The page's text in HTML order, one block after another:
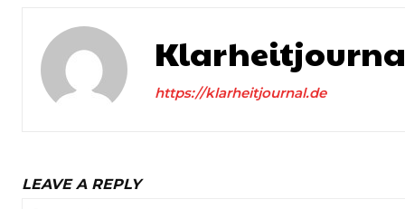
https://klarheitjournal.de
LEAVE A REPLY